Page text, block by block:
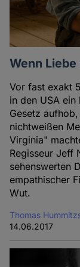
Wenn
Vor fast exakt
in den USA
Gesetz
nichtweißen
Virginia"
Regisseur Jeff
sehenswerten
empathischer
Wut.
Thomas
14.06.2017